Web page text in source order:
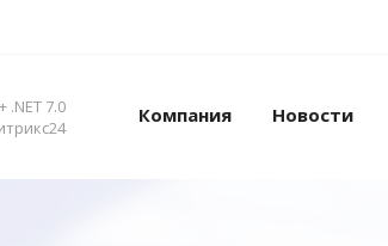
.NET 7.0
Компания Новости